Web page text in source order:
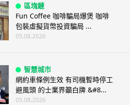
區塊鏈
Fun Coffee 咖啡騙局爆煲 咖啡
包裝虛擬貨幣投資騙局 ...
05.08.2026
智慧城市
網約車條例生效 有司機暫時停工
避風頭 的士業界籲白牌 &#8...
05.08.2026